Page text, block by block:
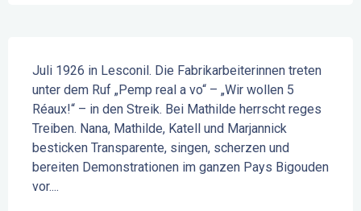
Juli 1926 in Lesconil. Die Fabrikarbeiterinnen treten
unter dem Ruf „Pemp real a vo“ – „Wir wollen 5
Réaux!“ – in den Streik. Bei Mathilde herrscht reges
Treiben. Nana, Mathilde, Katell und Marjannick
besticken Transparente, singen, scherzen und
bereiten Demonstrationen im ganzen Pays Bigouden
vor....